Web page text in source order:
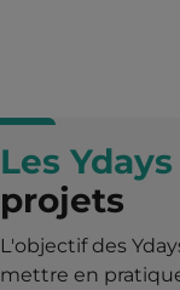
Les Ydays
projets
L'objectif des
mettre en